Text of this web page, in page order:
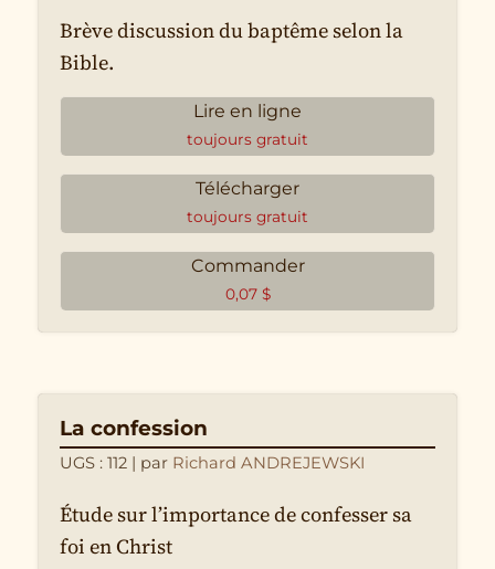
Brève discussion du baptême selon la
Bible.
Lire en ligne
toujours gratuit
Télécharger
toujours gratuit
Commander
0,07 $
La confession
UGS : 112 | par Richard ANDREJEWSKI
Étude sur l’importance de confesser sa
foi en Christ